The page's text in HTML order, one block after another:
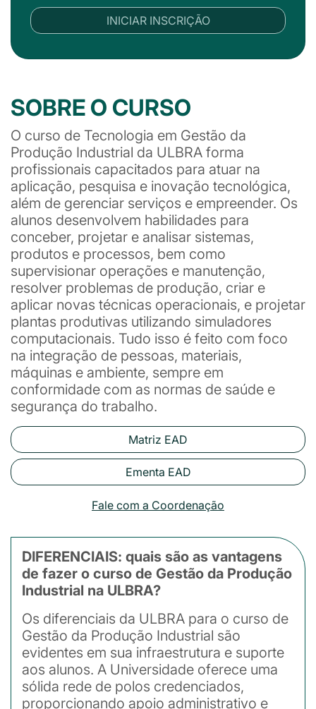
INICIAR INSCRIÇÃO
SOBRE O CURSO
O curso de Tecnologia em Gestão da
Produção Industrial da ULBRA forma
profissionais capacitados para atuar na
aplicação, pesquisa e inovação tecnológica,
além de gerenciar serviços e empreender. Os
alunos desenvolvem habilidades para
conceber, projetar e analisar sistemas,
produtos e processos, bem como
supervisionar operações e manutenção,
resolver problemas de produção, criar e
aplicar novas técnicas operacionais, e projetar
plantas produtivas utilizando simuladores
computacionais. Tudo isso é feito com foco
na integração de pessoas, materiais,
máquinas e ambiente, sempre em
conformidade com as normas de saúde e
segurança do trabalho.
Matriz EAD
Ementa EAD
Fale com a Coordenação
DIFERENCIAIS: quais são as vantagens
de fazer o curso de Gestão da Produção
Industrial na ULBRA?
Os diferenciais da ULBRA para o curso de
Gestão da Produção Industrial são
evidentes em sua infraestrutura e suporte
aos alunos. A Universidade oferece uma
sólida rede de polos credenciados,
proporcionando apoio administrativo e